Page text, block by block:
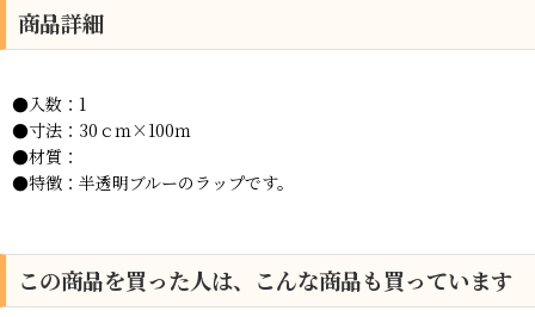
商品詳細
●入数：1
●寸法：30ｃｍ×100ｍ
●材質：
●特徴：半透明ブルーのラップです。
この商品を買った人は、こんな商品も買っています